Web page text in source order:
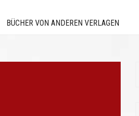
BÜCHER VON ANDEREN VERLAGEN